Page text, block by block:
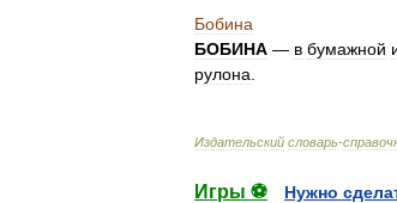
Бобина
БОБИНА — в бумажной
рулона
Издательский словарь-
Игры ⚽
Нужно